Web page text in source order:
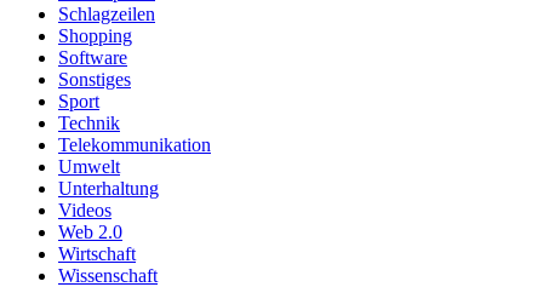
Schlagzeilen
Shopping
Software
Sonstiges
Sport
Technik
Telekommunikation
Umwelt
Unterhaltung
Videos
Web 2.0
Wirtschaft
Wissenschaft